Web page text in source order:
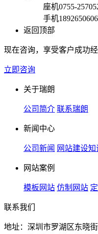
座机0755-
手机
返回顶部
现在咨询，享受客户成功
立即咨询
关于瑞朗
公司简介 联系瑞朗
新闻中心
公司新闻 网站建设知
网站案例
模板网站 仿制网站
联系我们
地址：深圳市罗湖区东晓